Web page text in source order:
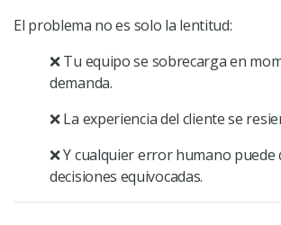
El problema no es solo la lentitud:
❌Tu equipo se sobrecarga en
demanda.
❌La experiencia del cliente se
❌Y cualquier error humano puede
decisiones equivocadas.